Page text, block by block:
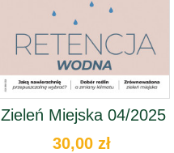
Zieleń Miejska 04/2025
30,00 zł